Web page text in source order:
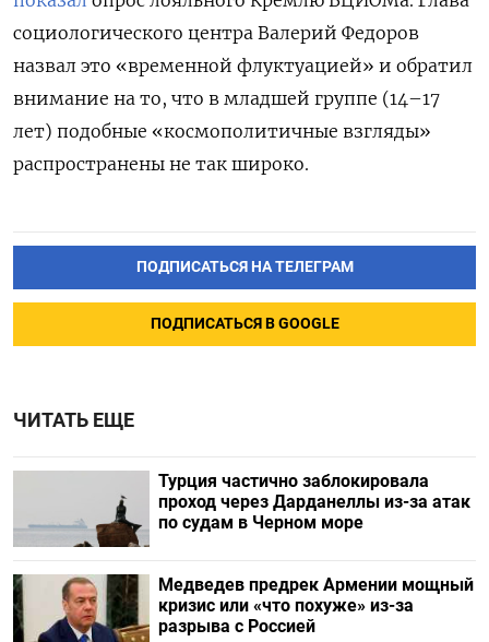
социологического центра Валерий Федоров
назвал это «временной флуктуацией» и обратил
внимание на то, что в младшей группе (14–17
лет) подобные «космополитичные взгляды»
распространены не так широко.
ПОДПИСАТЬСЯ НА ТЕЛЕГРАМ
ПОДПИСАТЬСЯ В GOOGLE
ЧИТАТЬ ЕЩЕ
Турция частично заблокировала
проход через Дарданеллы из-за атак
по судам в Черном море
Медведев предрек Армении мощный
кризис или «что похуже» из-за
разрыва с Россией